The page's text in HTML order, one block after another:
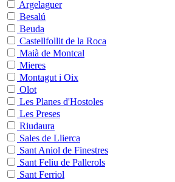
Argelaguer
Besalú
Beuda
Castellfollit de la Roca
Maià de Montcal
Mieres
Montagut i Oix
Olot
Les Planes d'Hostoles
Les Preses
Riudaura
Sales de Llierca
Sant Aniol de Finestres
Sant Feliu de Pallerols
Sant Ferriol